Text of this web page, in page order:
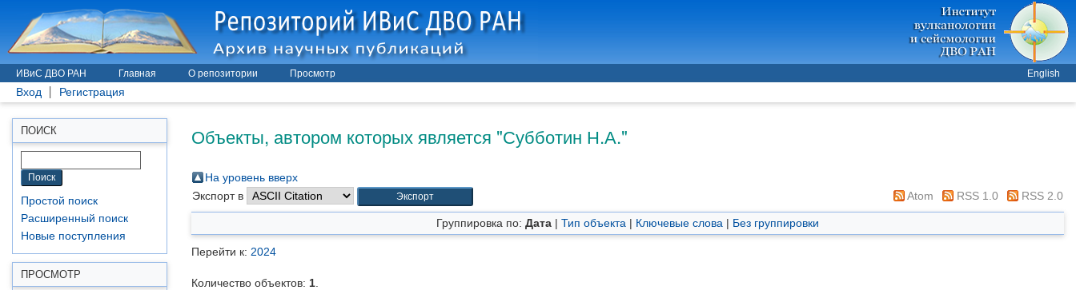
ИВиС ДВО РАН Главная О репозитории Просмотр English
Вход Регистрация
ПОИСК
Простой поиск
Расширенный поиск
Новые поступления
ПРОСМОТР
Объекты, автором которых является "Субботин Н.А."
На уровень вверх
Экспорт в
Atom RSS 1.0 RSS 2.0
Группировка по: Дата | Тип объекта | Ключевые слова | Без группировки
Перейти к: 2024
Количество объектов: 1